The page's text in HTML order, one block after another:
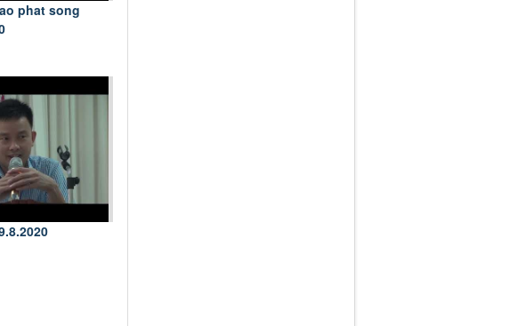
phat song